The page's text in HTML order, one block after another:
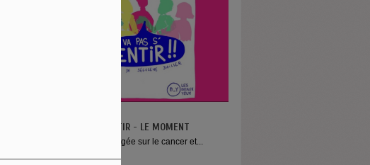
ON VA PAS S’MENTIR - LE MOMENT
Une émission engagée sur le cancer et...